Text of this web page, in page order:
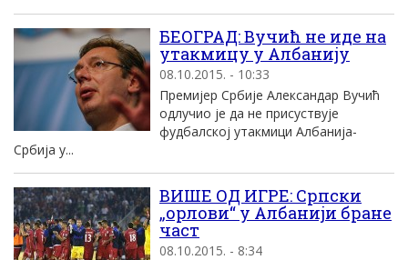
БЕОГРАД: Вучић не иде на
утакмицу у Албанију
08.10.2015. - 10:33
Премијер Србије Александар Вучић
одлучио је да не присуствује
фудбалској утакмици Албанија-
Србија у...
ВИШЕ ОД ИГРЕ: Српски
„орлови“ у Албанији бране
част
08.10.2015. - 8:34